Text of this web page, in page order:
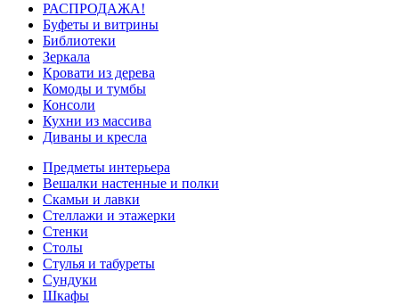
РАСПРОДАЖА!
Буфеты и витрины
Библиотеки
Зеркала
Кровати из дерева
Комоды и тумбы
Консоли
Кухни из массива
Диваны и кресла
Предметы интерьера
Вешалки настенные и полки
Скамьи и лавки
Стеллажи и этажерки
Стенки
Столы
Стулья и табуреты
Сундуки
Шкафы